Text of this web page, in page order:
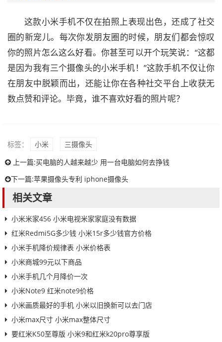
这款小米手机不仅在拍照上表现出色，还成了社交
圈的新宠儿。每次你发朋友圈的时候，朋友们都会惊叹
你的照片怎么这么好看。你甚至可以开个玩笑说：“这都
是因为我有三个摄像头的小米手机！”这款手机不仅让你
在朋友中脱颖而出，还能让你在各种社交平台上收获无
数点赞和评论。毕竟，谁不喜欢好看的照片呢？
标签： 小米
三摄像头
上一篇:买电脑的人越来越少 用一台电脑如何去挣钱
下一篇:苹果摄像头专利 iphone摄像头
相关文章
小米米家456 小米电视米家家庭没有数据
红米Redmi5G多少钱 小米15r多少钱官方价格
小米手机降价规律表 小米价格表
小米商城99元以下商品
小米手机几个月降价一次
小米Note9 红米note9价格
小米画质最好的手机 小米以旧换新可以去门店
小米max尺寸 小米max整体尺寸
要红米K50至尊版 小米9和红米k20pro尊享版